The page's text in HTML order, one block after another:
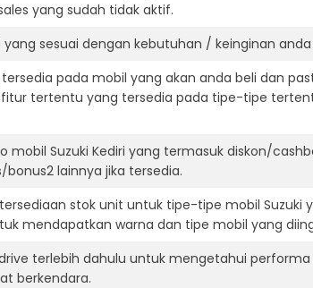
yang sudah tidak aktif.
sesuai dengan kebutuhan / keinginan
pada mobil yang akan anda beli dan
tertentu yang tersedia pada tipe-tipe
mobil Suzuki Kediri yang termasuk diskon/
lainnya jika tersedia.
stok unit untuk tipe-tipe mobil
mendapatkan warna dan tipe mobil yang
terlebih dahulu untuk mengetahui
berkendara.